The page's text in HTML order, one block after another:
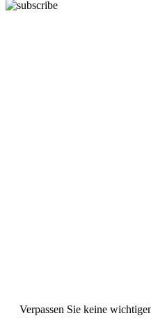
Verpassen Sie keine